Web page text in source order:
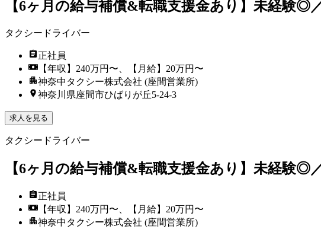
【6ヶ月の給与補償&転職支援金あり】未経験◎
タクシードライバー
正社員
【年収】240万円〜、【月給】20万円〜
神奈中タクシー株式会社 (座間営業所)
神奈川県座間市ひばりが丘5-24-3
求人を見る
タクシードライバー
【6ヶ月の給与補償&転職支援金あり】未経験◎
正社員
【年収】240万円〜、【月給】20万円〜
神奈中タクシー株式会社 (座間営業所)